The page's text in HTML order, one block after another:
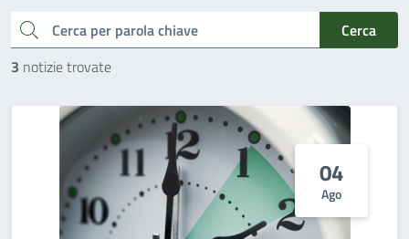
cerca
Cerca
3 notizie trovate
04
Ago